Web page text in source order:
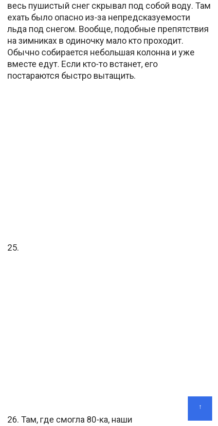
весь пушистый снег скрывал под собой воду. Там
ехать было опасно из-за непредсказуемости
льда под снегом. Вообще, подобные препятствия
на зимниках в одиночку мало кто проходит.
Обычно собирается небольшая колонна и уже
вместе едут. Если кто-то встанет, его
постараются быстро вытащить.
25.
26. Там, где смогла 80-ка, наши
↑